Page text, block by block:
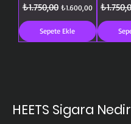
Normal Fiyat
₺1.750,00 İndirimli Fiyat
₺1.600,00
Sepete Ekle
Normal
HEETS Sigara